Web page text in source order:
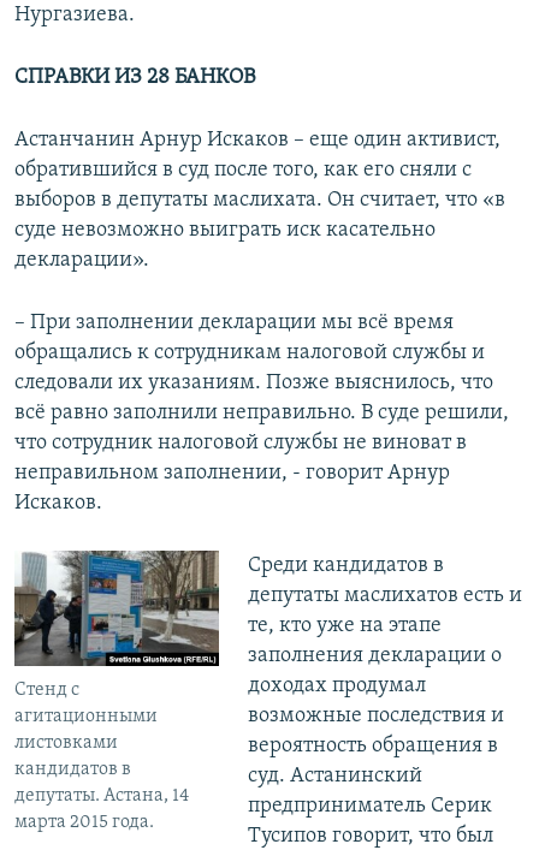
Нургазиева.
СПРАВКИ ИЗ 28 БАНКОВ
Астанчанин Арнур Искаков – еще один активист,
обратившийся в суд после того, как его сняли с
выборов в депутаты маслихата. Он считает, что «в
суде невозможно выиграть иск касательно
декларации».
– При заполнении декларации мы всё время
обращались к сотрудникам налоговой службы и
следовали их указаниям. Позже выяснилось, что
всё равно заполнили неправильно. В суде решили,
что сотрудник налоговой службы не виноват в
неправильном заполнении, - говорит Арнур
Искаков.
Стенд с
агитационными
листовками
кандидатов в
депутаты. Астана, 14
марта 2015 года.
Среди кандидатов в
депутаты маслихатов есть и
те, кто уже на этапе
заполнения декларации о
доходах продумал
возможные последствия и
вероятность обращения в
суд. Астанинский
предприниматель Серик
Тусипов говорит, что был